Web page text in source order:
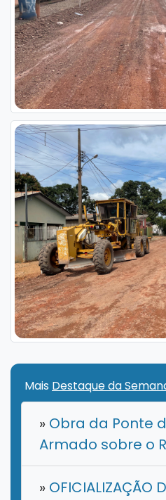
Mais Destaque da
» Obra da Ponte
Armado sobre o
» OFICIALIZAÇÃO